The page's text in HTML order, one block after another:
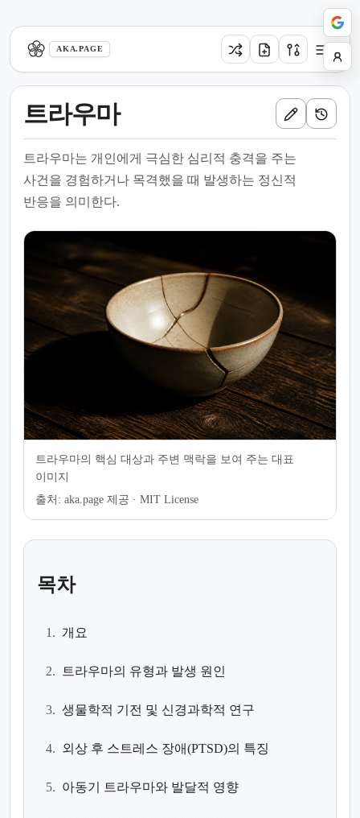
AKA.PAGE
트라우마
트라우마는 개인에게 극심한 심리적 충격을 주는
사건을 경험하거나 목격했을 때 발생하는 정신적
반응을 의미한다.
트라우마의 핵심 대상과 주변 맥락을 보여 주는 대표
이미지
출처: aka.page 제공 · MIT License
목차
1. 개요
2. 트라우마의 유형과 발생 원인
3. 생물학적 기전 및 신경과학적 연구
4. 외상 후 스트레스 장애(PTSD)의 특징
5. 아동기 트라우마와 발달적 영향